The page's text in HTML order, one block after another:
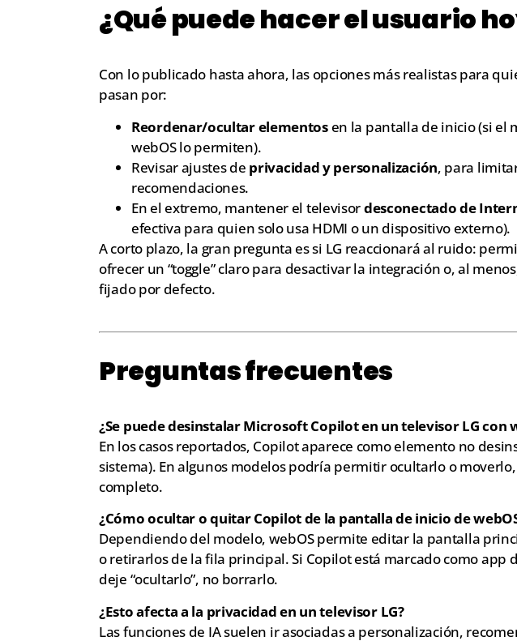
¿Qué puede hacer el usuario
Con lo publicado hasta ahora, las opciones más realistas para
pasan por:
Reordenar/ocultar elementosen la pantalla de inicio (si el
webOS lo permiten).
Revisar ajustes de privacidad y personalización, para
recomendaciones.
En el extremo, mantener el televisordesconectado de
efectiva para quien solo usa HDMI o un dispositivo externo).
A corto plazo, la gran pregunta es si LG reaccionará al ruido:
ofrecer un “toggle” claro para desactivar la integración o, al
fijado por defecto.
Preguntas frecuentes
¿Se puede desinstalar Microsoft Copilot en un televisor LG con
En los casos reportados, Copilot aparece como elemento no
sistema). En algunos modelos podría permitir ocultarlo o
completo.
¿Cómo ocultar o quitar Copilot de la pantalla de inicio de
Dependiendo del modelo, webOS permite editar la pantalla
o retirarlos de la fila principal. Si Copilot está marcado como app
deje “ocultarlo”, no borrarlo.
¿Esto afecta a la privacidad en un televisor LG?
Las funciones de IA suelen ir asociadas a personalización,